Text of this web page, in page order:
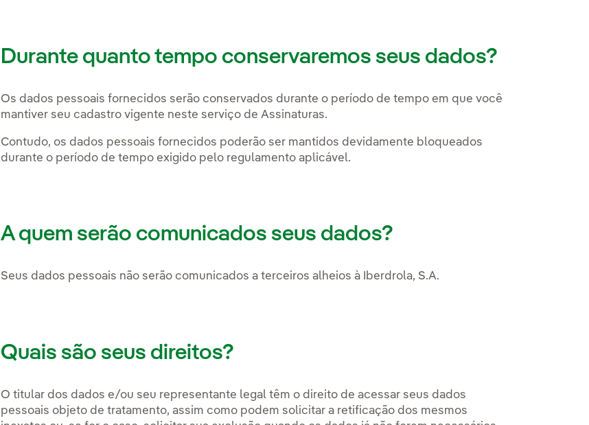
Durante quanto tempo conservaremos seus dados?
Os dados pessoais fornecidos serão conservados durante o período de tempo em que você
mantiver seu cadastro vigente neste serviço de Assinaturas.
Contudo, os dados pessoais fornecidos poderão ser mantidos devidamente bloqueados
durante o período de tempo exigido pelo regulamento aplicável.
A quem serão comunicados seus dados?
Seus dados pessoais não serão comunicados a terceiros alheios à Iberdrola, S.A.
Quais são seus direitos?
O titular dos dados e/ou seu representante legal têm o direito de acessar seus dados
pessoais objeto de tratamento, assim como podem solicitar a retificação dos mesmos